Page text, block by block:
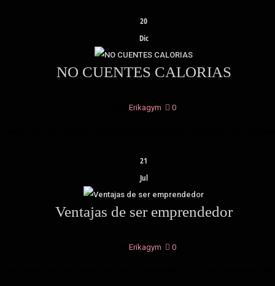
20
Dic
NO CUENTES CALORIAS
Erikagym 0
21
Jul
Ventajas de ser emprendedor
Erikagym 0